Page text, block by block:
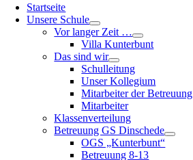
Startseite
Unsere Schule
Vor langer Zeit …
Villa Kunterbunt
Das sind wir
Schulleitung
Unser Kollegium
Mitarbeiter der Betreuung
Mitarbeiter
Klassenverteilung
Betreuung GS Dinschede
OGS „Kunterbunt“
Betreuung 8-13